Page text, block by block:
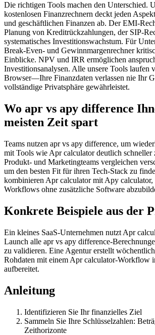
Die richtigen Tools machen den Unterschied.
kostenlosen Finanzrechnern deckt jeden
und geschäftlichen Finanzen ab. Der EMI-
Planung von Kreditrückzahlungen, der SIP-
systematisches Investitionswachstum. Für
Break-Even- und Gewinnmargenrechner
Einblicke. NPV und IRR ermöglichen
Investitionsanalysen. Alle unsere Tools laufen
Browser—Ihre Finanzdaten verlassen nie Ihr
vollständige Privatsphäre gewährleistet.
Wo apr vs apy difference
meisten Zeit spart
Teams nutzen apr vs apy difference, um
mit Tools wie Apr calculator deutlich schneller
Produkt- und Marketingteams vergleichen
um den besten Fit für ihren Tech-Stack zu
kombinieren Apr calculator mit Apy
Workflows ohne zusätzliche Software
Konkrete Beispiele aus der
Ein kleines SaaS-Unternehmen nutzt Apr
Launch alle apr vs apy difference-
zu validieren. Eine Agentur erstellt
Rohdaten mit einem Apr calculator-Workflow
aufbereitet.
Anleitung
Identifizieren Sie Ihr finanzielles Ziel
Sammeln Sie Ihre Schlüsselzahlen:
Zeithorizonte